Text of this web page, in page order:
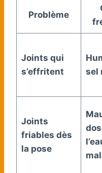
Problème
Joints qui
s’effritent
sel
Joints
friables dès
la pose